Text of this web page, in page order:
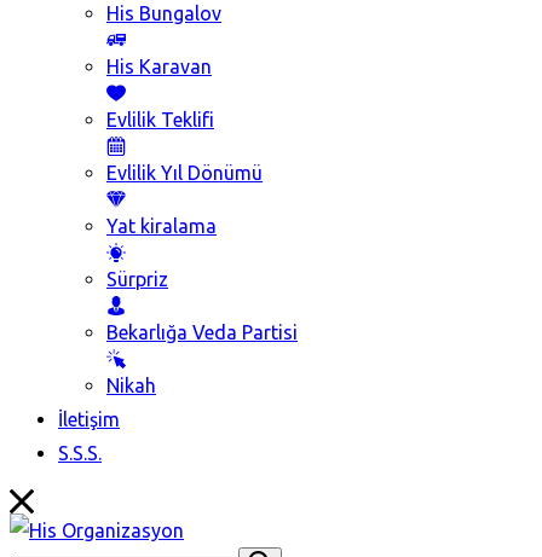
His Bungalov
His Karavan
Evlilik Teklifi
Evlilik Yıl Dönümü
Yat kiralama
Sürpriz
Bekarlığa Veda Partisi
Nikah
İletişim
S.S.S.